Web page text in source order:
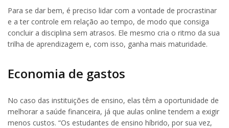
Para se dar bem, é preciso lidar com a vontade de procrastinar
e a ter controle em relação ao tempo, de modo que consiga
concluir a disciplina sem atrasos. Ele mesmo cria o ritmo da sua
trilha de aprendizagem e, com isso, ganha mais maturidade.
Economia de gastos
No caso das instituições de ensino, elas têm a oportunidade de
melhorar a saúde financeira, já que aulas online tendem a exigir
menos custos. “Os estudantes de ensino híbrido, por sua vez,